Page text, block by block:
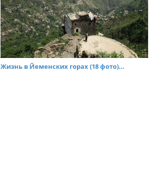
Жизнь в Йеменских горах (18 фото)...